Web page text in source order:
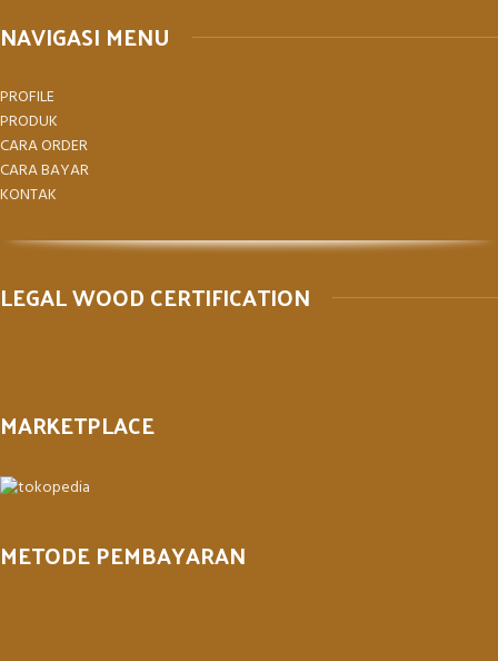
NAVIGASI MENU
PROFILE
PRODUK
CARA ORDER
CARA BAYAR
KONTAK
LEGAL WOOD CERTIFICATION
MARKETPLACE
METODE PEMBAYARAN